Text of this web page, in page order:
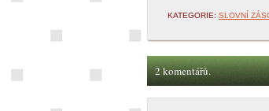
KATEGORIE: SLOVNÍ
2 komentářů.